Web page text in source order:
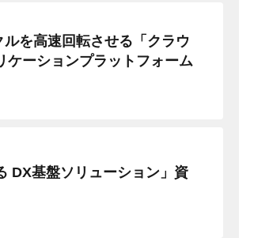
を高速回転させる「クラウ
ケーションプラットフォーム
DX基盤ソリューション」資